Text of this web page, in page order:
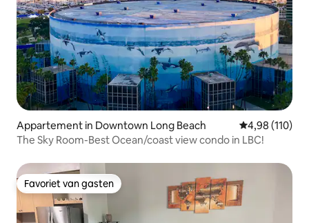
Appartement in Downtown Long Beach Gemiddelde
4,98 (110)
The Sky Room-Best Ocean/coast view condo in LBC!
Favoriet van gasten
Favoriet van gasten